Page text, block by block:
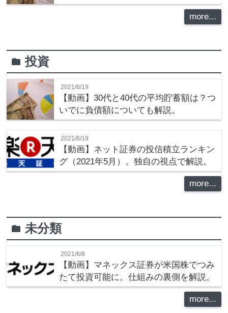
more...
folder投資
2021/6/19
【動画】30代と40代の平均貯蓄額は？つ
いでに負債額についても解説。
2021/6/19
【動画】ネット証券の投信積立ランキン
グ（2021年5月）。独自の視点で解説。
more...
folder未分類
2021/6/8
【動画】マネックス証券が米国株でつみ
たて投資可能に。仕組みの裏側を解説。
more...